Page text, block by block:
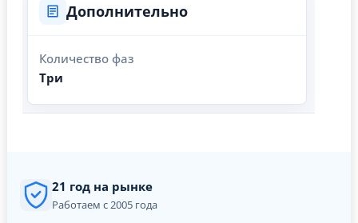
Дополнительно
Количество фаз
Три
21 год на рынке
Работаем с 2005 года